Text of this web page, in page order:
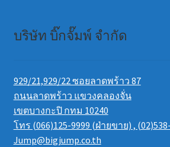
บริษัท บิ๊กจั๊มพ์ จำกัด
929/21,929/22 ซอยลาดพร้าว 87
ถนนลาดพร้าว แขวงคลองจั่น
เขตบางกะปิ กทม 10240
โทร (066)125-9999 (ฝ่ายขาย) ,
Jump@bigjump.co.th